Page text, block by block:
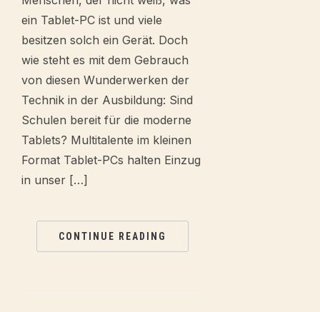
ein Tablet-PC ist und viele
besitzen solch ein Gerät. Doch
wie steht es mit dem Gebrauch
von diesen Wunderwerken der
Technik in der Ausbildung: Sind
Schulen bereit für die moderne
Tablets? Multitalente im kleinen
Format Tablet-PCs halten Einzug
in unser […]
CONTINUE READING